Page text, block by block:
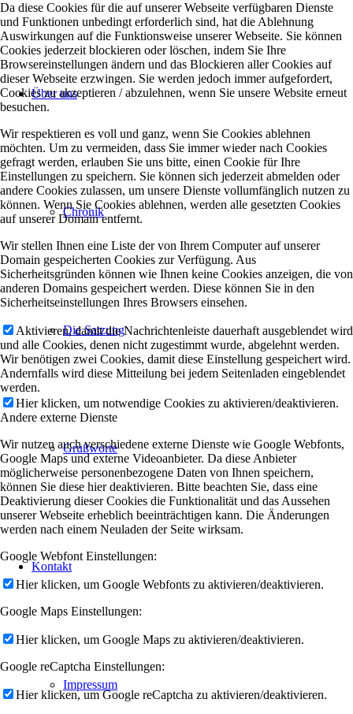
Über uns
Chronik
Die Satzung
Grußworte
Kontakt
Impressum
Da diese Cookies für die auf unserer Webseite verfügbaren Dienste
und Funktionen unbedingt erforderlich sind, hat die Ablehnung
Auswirkungen auf die Funktionsweise unserer Webseite. Sie können
Cookies jederzeit blockieren oder löschen, indem Sie Ihre
Browsereinstellungen ändern und das Blockieren aller Cookies auf
dieser Webseite erzwingen. Sie werden jedoch immer aufgefordert,
Cookies zu akzeptieren / abzulehnen, wenn Sie unsere Website erneut
besuchen.
Wir respektieren es voll und ganz, wenn Sie Cookies ablehnen
möchten. Um zu vermeiden, dass Sie immer wieder nach Cookies
gefragt werden, erlauben Sie uns bitte, einen Cookie für Ihre
Einstellungen zu speichern. Sie können sich jederzeit abmelden oder
andere Cookies zulassen, um unsere Dienste vollumfänglich nutzen zu
können. Wenn Sie Cookies ablehnen, werden alle gesetzten Cookies
auf unserer Domain entfernt.
Wir stellen Ihnen eine Liste der von Ihrem Computer auf unserer
Domain gespeicherten Cookies zur Verfügung. Aus
Sicherheitsgründen können wie Ihnen keine Cookies anzeigen, die von
anderen Domains gespeichert werden. Diese können Sie in den
Sicherheitseinstellungen Ihres Browsers einsehen.
Aktivieren, damit die Nachrichtenleiste dauerhaft ausgeblendet wird
und alle Cookies, denen nicht zugestimmt wurde, abgelehnt werden.
Wir benötigen zwei Cookies, damit diese Einstellung gespeichert wird.
Andernfalls wird diese Mitteilung bei jedem Seitenladen eingeblendet
werden.
Hier klicken, um notwendige Cookies zu aktivieren/deaktivieren.
Andere externe Dienste
Wir nutzen auch verschiedene externe Dienste wie Google Webfonts,
Google Maps und externe Videoanbieter. Da diese Anbieter
möglicherweise personenbezogene Daten von Ihnen speichern,
können Sie diese hier deaktivieren. Bitte beachten Sie, dass eine
Deaktivierung dieser Cookies die Funktionalität und das Aussehen
unserer Webseite erheblich beeinträchtigen kann. Die Änderungen
werden nach einem Neuladen der Seite wirksam.
Google Webfont Einstellungen:
Hier klicken, um Google Webfonts zu aktivieren/deaktivieren.
Google Maps Einstellungen:
Hier klicken, um Google Maps zu aktivieren/deaktivieren.
Google reCaptcha Einstellungen:
Hier klicken, um Google reCaptcha zu aktivieren/deaktivieren.